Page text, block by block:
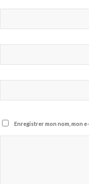
Enregistrer mon nom, mon